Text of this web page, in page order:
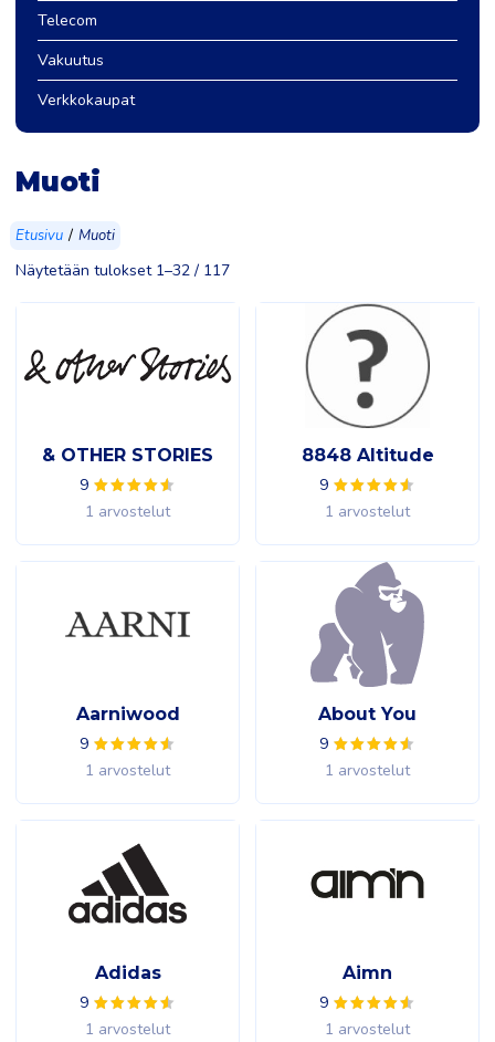
Telecom
Vakuutus
Verkkokaupat
Muoti
Etusivu / Muoti
Näytetään tulokset 1–32 / 117
& OTHER STORIES
9
1 arvostelut
8848 Altitude
9
1 arvostelut
Aarniwood
9
1 arvostelut
About You
9
1 arvostelut
Adidas
9
1 arvostelut
Aimn
9
1 arvostelut